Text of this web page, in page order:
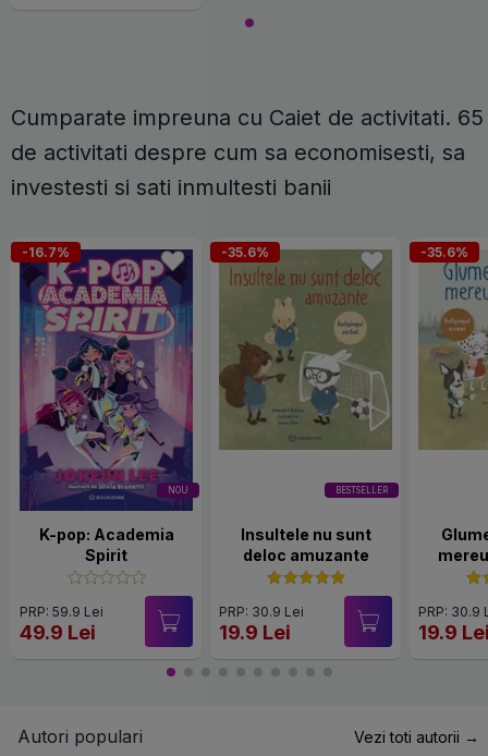
Cumparate impreuna cu Caiet de activitati. 65
de activitati despre cum sa economisesti, sa
investesti si sati inmultesti banii
NOU
-16.7%
K-pop: Academia
Spirit
PRP: 59.9 Lei
49.9 Lei
BESTSELLER
-35.6%
Insultele nu sunt
deloc amuzante
PRP: 30.9 Lei
19.9 Lei
-35.6%
PRP: 30.9
19.9
Autori populari Vezi toti autorii →